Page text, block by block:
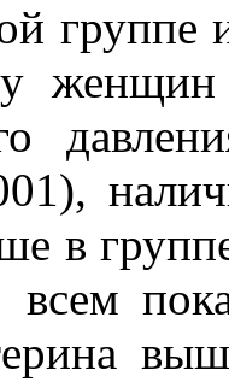
группе
в